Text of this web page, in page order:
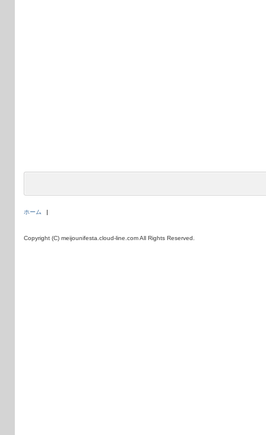
ホーム
Copyright (C) meijounifesta.cloud-line.com All Rights Reserved.